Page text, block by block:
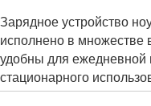
Зарядное устройство
исполнено в множестве
удобны для ежедневной
стационарного